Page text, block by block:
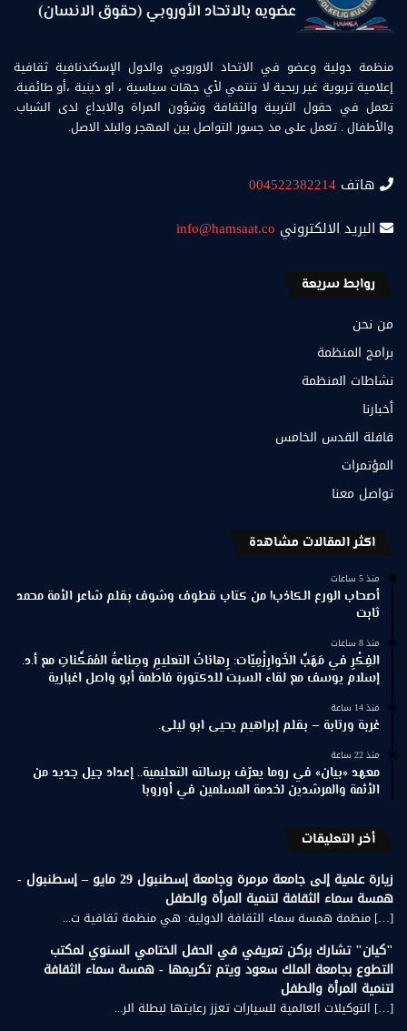
منظمة دولية وعضو في الاتحاد الاوروبي والدول الإسكندنافية ثقافية
إعلامية تربوية غير ربحية لا تنتمي لأي جهات سياسية ، او دينية ،أو طائفية.
تعمل في حقول التربية والثقافة وشؤون المراة والابداع لدى الشباب.
والأطفال . تعمل على مد جسور التواصل بين المهجر والبلد الاصل.
هاتف 004522382214
البريد الالكتروني info@hamsaat.co
روابط سريعة
من نحن
برامج المنظمة
نشاطات المنظمة
أخبارنا
قافلة القدس الخامس
المؤتمرات
تواصل معنا
اكثر المقالات مشاهدة
منذ 5 ساعات
أصحاب الورع الكاذب! من كتاب قطوف وشوف بقلم شاعر الأمة محمد
ثابت
منذ 8 ساعات
الفِكْرِ في مَهَبِّ الخَوارِزْمِيّات: رِهاناتُ التعليمِ وصِناعةُ المُمَكِّناتِ مع أ.د.
إسلام يوسف مع لقاء السبت للدكتورة فاطمة أبو واصل اغبارية
منذ 14 ساعة
غربة ورتابة – بقلم إبراهيم يحيى ابو ليلى.
منذ 22 ساعة
معهد «بيان» في روما يعرّف برسالته التعليمية.. إعداد جيل جديد من
الأئمة والمرشدين لخدمة المسلمين في أوروبا
أخر التعليقات
زيارة علمية إلى جامعة مرمرة وجامعة إسطنبول 29 مايو – إسطنبول -
همسة سماء الثقافة لتنمية المرأة والطفل
[…] منظمة همسة سماء الثقافة الدولية: هي منظمة ثقافية ت...
"كيان" تشارك بركن تعريفي في الحفل الختامي السنوي لمكتب
التطوع بجامعة الملك سعود ويتم تكريمها - همسة سماء الثقافة
لتنمية المرأة والطفل
[…] التوكيلات العالمية للسيارات تعزز رعايتها لبطلة الر...